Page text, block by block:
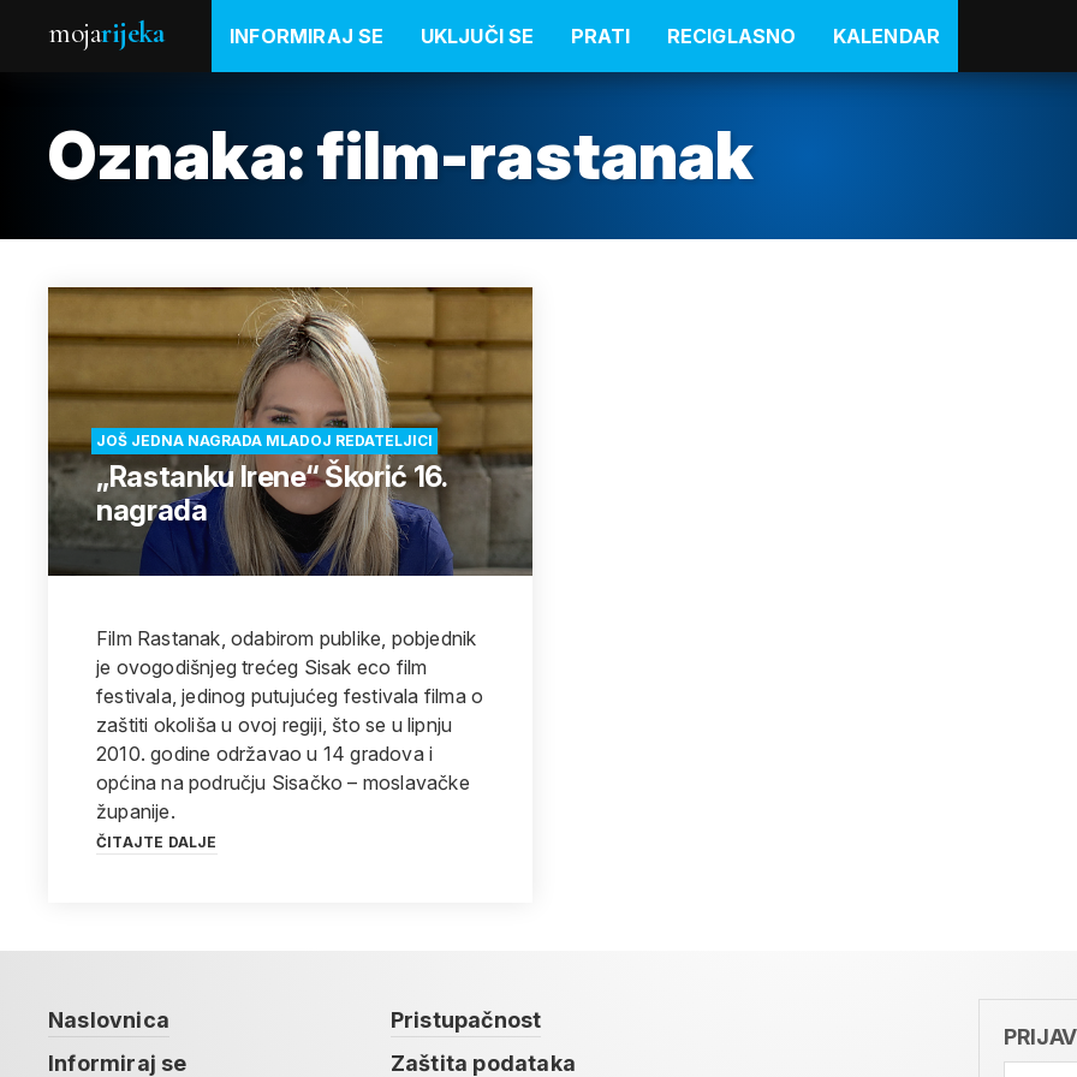
mojarijeka INFORMIRAJ SE UKLJUČI SE PRATI RECIGLASNO KALENDAR
Oznaka:film-rastanak
JOŠ JEDNA NAGRADA MLADOJ REDATELJICI
„Rastanku Irene“ Škorić 16.
nagrada
Film Rastanak, odabirom publike, pobjednik
je ovogodišnjeg trećeg Sisak eco film
festivala, jedinog putujućeg festivala filma o
zaštiti okoliša u ovoj regiji, što se u lipnju
2010. godine održavao u 14 gradova i
općina na području Sisačko – moslavačke
županije.
ČITAJTE DALJE
Naslovnica
Informiraj se
Pristupačnost
Zaštita podataka